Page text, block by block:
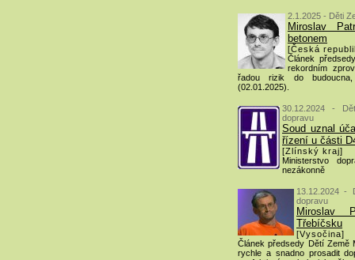
2.1.2025 - Děti
Miroslav
betonem
[Česká
Článek
rekordním
řadou rizik do
(02.01.2025).
30.12.2024 -
dopravu
Soud uznal
řízení u části
[Zlínský kraj]
Ministerstvo
nezákonně
13.12.2024 -
dopravu
Miroslav
Třebíčsku
[Vysočina]
Článek předsedy Dětí Země
rychle a snadno prosadit